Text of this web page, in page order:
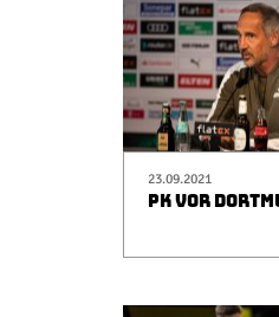
23.09.2021
PK VOR